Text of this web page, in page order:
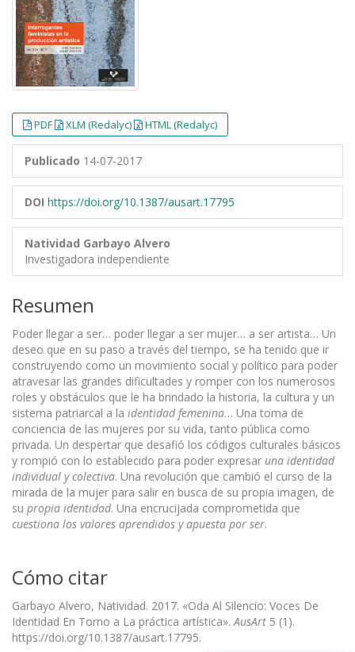
PDF XLM (Redalyc) HTML (Redalyc)
Publicado 14-07-2017
DOI https://doi.org/10.1387/ausart.17795
Natividad Garbayo Alvero
Investigadora independiente
Resumen
Poder llegar a ser… poder llegar a ser mujer… a ser artista… Un
deseo que en su paso a través del tiempo, se ha tenido que ir
construyendo como un movimiento social y político para poder
atravesar las grandes dificultades y romper con los numerosos
roles y obstáculos que le ha brindado la historia, la cultura y un
sistema patriarcal a la identidad femenina… Una toma de
conciencia de las mujeres por su vida, tanto pública como
privada. Un despertar que desafió los códigos culturales básicos
y rompió con lo establecido para poder expresar una identidad
individual y colectiva. Una revolución que cambió el curso de la
mirada de la mujer para salir en busca de su propia imagen, de
su propia identidad. Una encrucijada comprometida que
cuestiona los valores aprendidos y apuesta por ser.
Cómo citar
Garbayo Alvero, Natividad. 2017. «Oda Al Silencio: Voces De
Identidad En Torno a La práctica artística». AusArt 5 (1).
https://doi.org/10.1387/ausart.17795.